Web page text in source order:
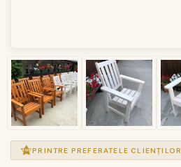
PRINTRE PREFERATELE CLIENȚILOR